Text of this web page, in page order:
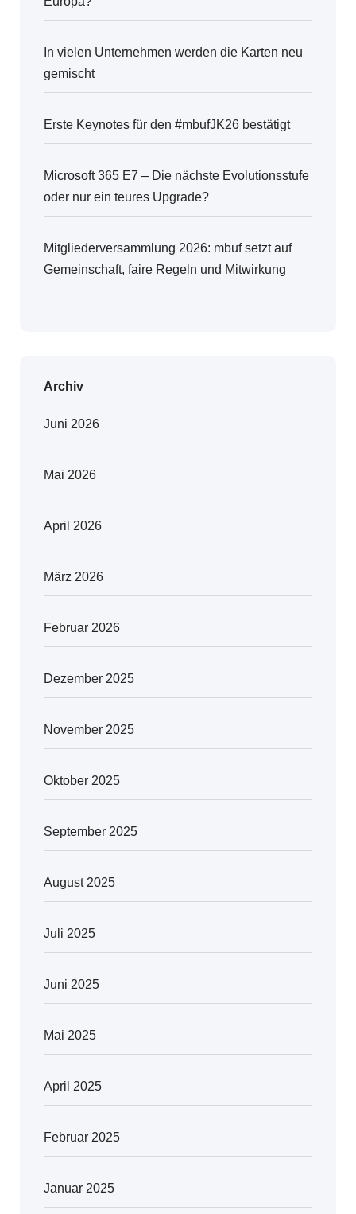
In vielen Unternehmen werden die Karten neu
gemischt
Erste Keynotes für den #mbufJK26 bestätigt
Microsoft 365 E7 – Die nächste Evolutionsstufe
oder nur ein teures Upgrade?
Mitgliederversammlung 2026: mbuf setzt auf
Gemeinschaft, faire Regeln und Mitwirkung
Archiv
Juni 2026
Mai 2026
April 2026
März 2026
Februar 2026
Dezember 2025
November 2025
Oktober 2025
September 2025
August 2025
Juli 2025
Juni 2025
Mai 2025
April 2025
Februar 2025
Januar 2025